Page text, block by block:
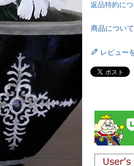
返品特約に
商品につい
レビュー